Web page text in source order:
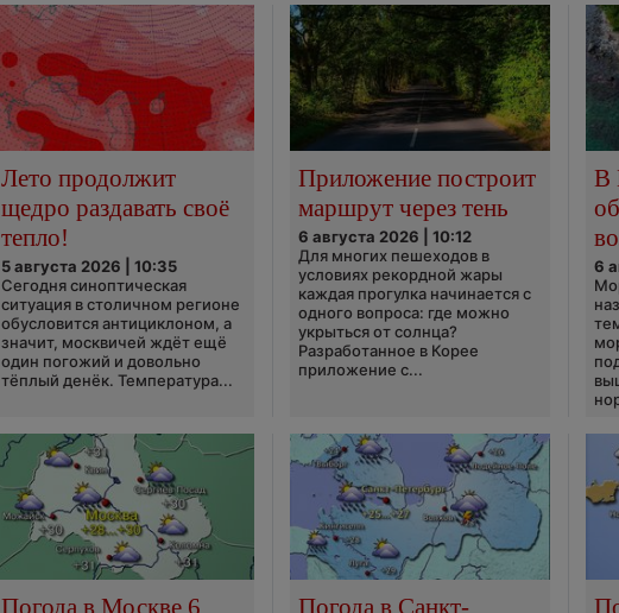
Лето продолжит
щедро раздавать своё
тепло!
5 августа 2026 | 10:35
Сегодня синоптическая
ситуация в столичном регионе
обусловится антициклоном, а
значит, москвичей ждёт ещё
один погожий и довольно
тёплый денёк. Температура...
Приложение построит
маршрут через тень
6 августа 2026 | 10:12
Для многих пешеходов в
условиях рекордной жары
каждая прогулка начинается с
одного вопроса: где можно
укрыться от солнца?
Разработанное в Корее
приложение с...
В
6
Погода в Москве 6
Погода в Санкт-